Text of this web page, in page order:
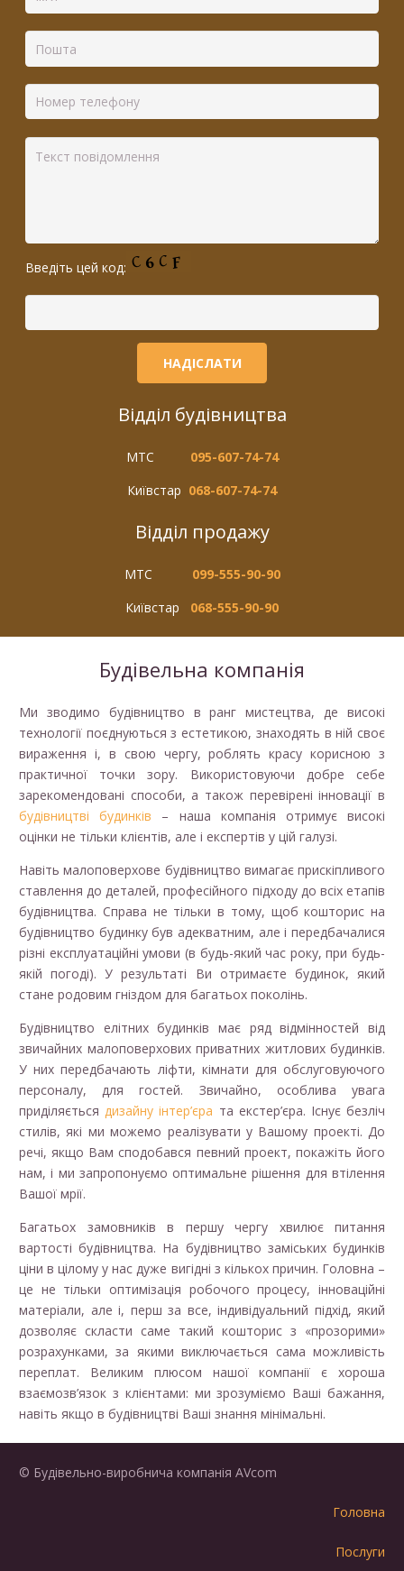
Відділ будівництва
МТС 095-607-74-74
Київстар 068-607-74-74
Відділ продажу
МТС 099-555-90-90
Київстар 068-555-90-90
Введіть цей код:
Будівельна компанія
Ми зводимо будівництво в ранг мистецтва, де високі
технології поєднуються з естетикою, знаходять в ній своє
вираження і, в свою чергу, роблять красу корисною з
практичної точки зору. Використовуючи добре себе
зарекомендовані способи, а також перевірені інновації в
будівництві будинків – наша компанія отримує високі
оцінки не тільки клієнтів, але і експертів у цій галузі.
Навіть малоповерхове будівництво вимагає прискіпливого
ставлення до деталей, професійного підходу до всіх етапів
будівництва. Справа не тільки в тому, щоб кошторис на
будівництво будинку був адекватним, але і передбачалися
різні експлуатаційні умови (в будь-який час року, при будь-
якій погоді). У результаті Ви отримаєте будинок, який
стане родовим гніздом для багатьох поколінь.
Будівництво елітних будинків має ряд відмінностей від
звичайних малоповерхових приватних житлових будинків.
У них передбачають ліфти, кімнати для обслуговуючого
персоналу, для гостей. Звичайно, особлива увага
приділяється дизайну інтер’єра та екстер’єра. Існує безліч
стилів, які ми можемо реалізувати у Вашому проекті. До
речі, якщо Вам сподобався певний проект, покажіть його
нам, і ми запропонуємо оптимальне рішення для втілення
Вашої мрії.
Багатьох замовників в першу чергу хвилює питання
вартості будівництва. На будівництво заміських будинків
ціни в цілому у нас дуже вигідні з кількох причин. Головна –
це не тільки оптимізація робочого процесу, інноваційні
матеріали, але і, перш за все, індивідуальний підхід, який
дозволяє скласти саме такий кошторис з «прозорими»
розрахунками, за якими виключається сама можливість
переплат. Великим плюсом нашої компанії є хороша
взаємозв’язок з клієнтами: ми зрозуміємо Ваші бажання,
навіть якщо в будівництві Ваші знання мінімальні.
© Будівельно-виробнича компанія AVcom
Головна
Послуги